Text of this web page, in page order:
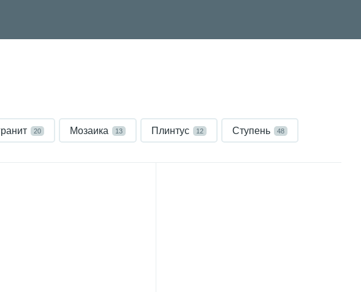
20 Мозаика 13 Плинтус 12 Ступень 48